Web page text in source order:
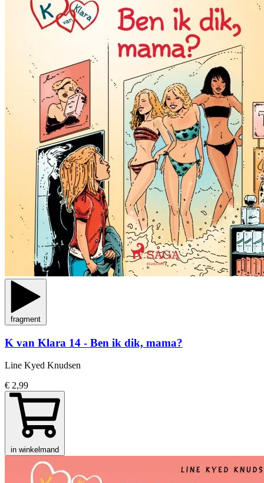
fragment
K van Klara 14 - Ben ik dik, mama?
Line Kyed Knudsen
€ 2,99
in winkelmand